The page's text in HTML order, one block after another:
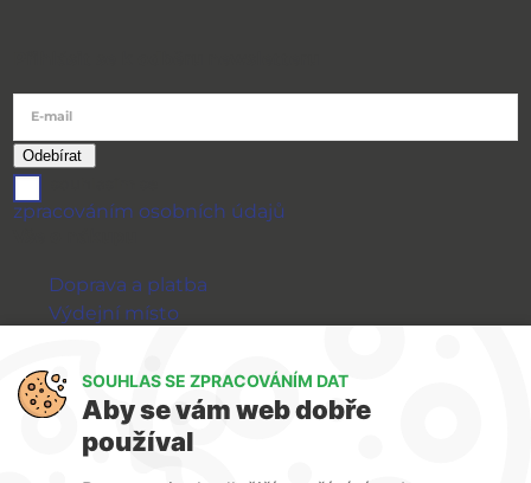
E-mail
zpracováním osobních údajů
Doprava a platba
Výdejní místo
GDPR
WIRPO s.r.o.
SOUHLAS SE ZPRACOVÁNÍM DAT
Aby se vám web dobře
používal